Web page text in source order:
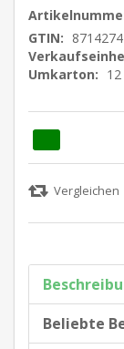
GTIN:
Umkarton: 12
Beliebte